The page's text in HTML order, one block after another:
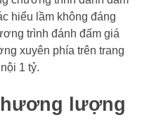
hiểu lầm không đáng
trình đánh đấm giá
xuyên phía trên trang
1 tỷ.
lượng